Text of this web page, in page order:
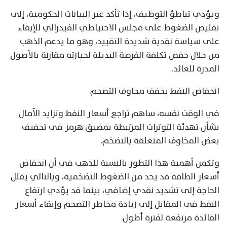
ويؤدي تباطؤ التوظيف، إذا تأكد عبر البيانات الحكومية، إلى
تقليص الضغوط على مجلس الاحتياطي الفيدرالي للإبقاء
على سياسة نقدية شديدة التقييد، وهو ما يدعم الذهب
من خلال خفض تكلفة الفرصة البديلة لحيازته مقارنة بالأصول
المدرة للعائد.
انخفاض النفط يخفف مخاوف التضخم
في الوقت نفسه، ساهم تراجع أسعار النفط وتزايد الآمال
بشأن تهدئة التوترات المرتبطة بمضيق هرمز في تخفيف
بعض المخاوف المتعلقة بالتضخم.
وتكمن أهمية هذا التطور بالنسبة للذهب في أن انخفاض
أسعار الطاقة قد يحد من الضغوط التضخمية، وبالتالي يقلل
الحاجة إلى تشديد نقدي إضافي، بينما قد يؤدي ارتفاع
النفط في المقابل إلى زيادة مخاطر التضخم وإبقاء أسعار
الفائدة مرتفعة لفترة أطول.